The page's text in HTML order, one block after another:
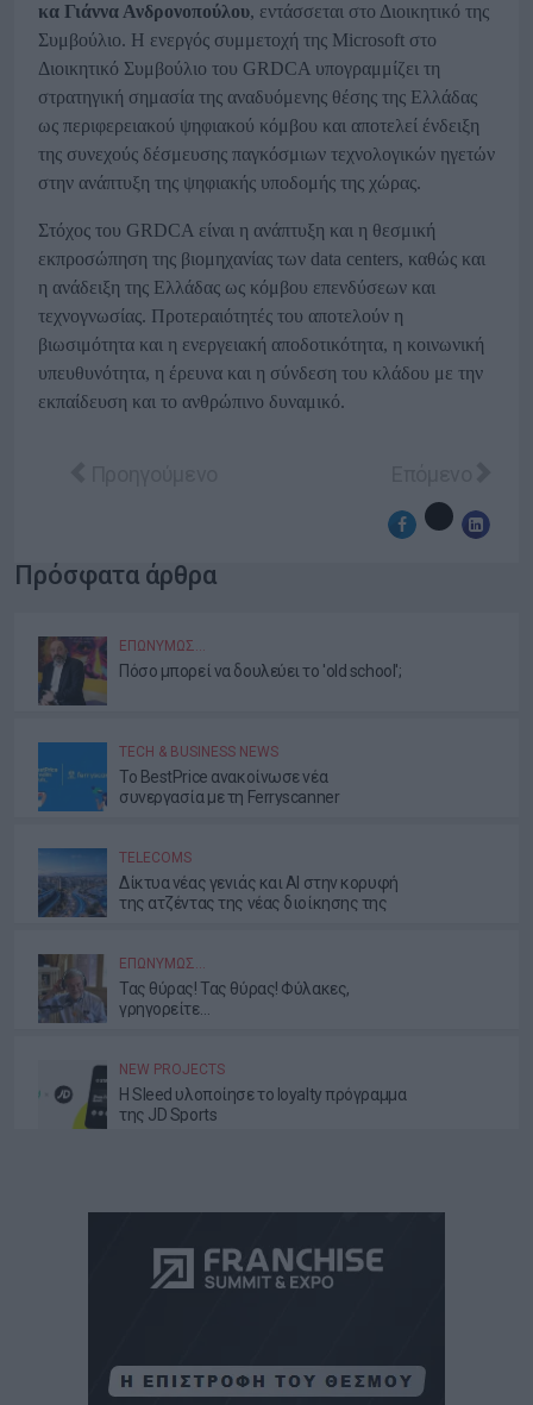
κα Γιάννα Ανδρονοπούλου, εντάσσεται στο Διοικητικό της
Συμβούλιο. Η ενεργός συμμετοχή της Microsoft στο
Διοικητικό Συμβούλιο του GRDCA υπογραμμίζει τη
στρατηγική σημασία της αναδυόμενης θέσης της Ελλάδας
ως περιφερειακού ψηφιακού κόμβου και αποτελεί ένδειξη
της συνεχούς δέσμευσης παγκόσμιων τεχνολογικών ηγετών
στην ανάπτυξη της ψηφιακής υποδομής της χώρας.
Στόχος του GRDCA είναι η ανάπτυξη και η θεσμική
εκπροσώπηση της βιομηχανίας των data centers, καθώς και
η ανάδειξη της Ελλάδας ως κόμβου επενδύσεων και
τεχνογνωσίας. Προτεραιότητές του αποτελούν η
βιωσιμότητα και η ενεργειακή αποδοτικότητα, η κοινωνική
υπευθυνότητα, η έρευνα και η σύνδεση του κλάδου με την
εκπαίδευση και το ανθρώπινο δυναμικό.
Πρόσφατα άρθρα
ΕΠΩΝΎΜΩΣ…
Πόσο μπορεί να δουλεύει το 'old school';
TECH & BUSINESS NEWS
Το BestPrice ανακοίνωσε νέα
συνεργασία με τη Ferryscanner
TELECOMS
Δίκτυα νέας γενιάς και AI στην κορυφή
της ατζέντας της νέας διοίκησης της
ΕΠΩΝΎΜΩΣ…
Τας θύρας! Τας θύρας! Φύλακες,
γρηγορείτε…
NEW PROJECTS
Η Sleed υλοποίησε το loyalty πρόγραμμα
της JD Sports